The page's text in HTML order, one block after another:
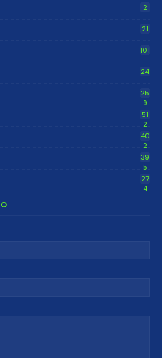
2
21
101
24
25
9
51
2
40
2
39
5
27
4